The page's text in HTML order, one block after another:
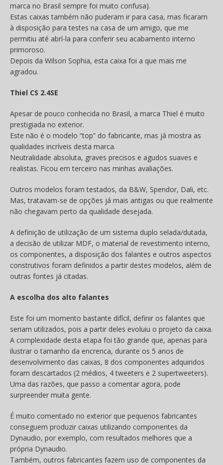
marca no Brasil sempre foi muito confusa).
Estas caixas também não puderam ir para casa, mas ficaram
à disposição para testes na casa de um amigo, que me
permitiu até abrí-la para conferir seu acabamento interno
primoroso.
Depois da Wilson Sophia, esta caixa foi a que mais me
agradou.
Thiel CS 2.4SE
Apesar de pouco conhecida no Brasil, a marca Thiel é muito
prestigiada no exterior.
Este não é o modelo “top” do fabricante, mas já mostra as
qualidades incríveis desta marca.
Neutralidade absoluta, graves precisos e agudos suaves e
realistas. Ficou em terceiro nas minhas avaliações.
Outros modelos foram testados, da B&W, Spendor, Dali, etc.
Mas, tratavam-se de opções já mais antigas ou que realmente
não chegavam perto da qualidade desejada.
A definição de utilização de um sistema duplo selada/dutada,
a decisão de utilizar MDF, o material de revestimento interno,
os componentes, a disposição dos falantes e outros aspectos
construtivos foram definidos a partir destes modelos, além de
outras fontes já citadas.
A escolha dos alto falantes
Este foi um momento bastante difícil, definir os falantes que
seriam utilizados, pois a partir deles evoluiu o projeto da caixa.
A complexidade desta etapa foi tão grande que, apenas para
ilustrar o tamanho da encrenca, durante os 5 anos de
desenvolvimento das caixas, 8 dos componentes adquiridos
foram descartados (2 médios, 4 tweeters e 2 supertweeters).
Uma das razões, que passo a comentar agora, pode
surpreender muita gente.
É muito comentado no exterior que pequenos fabricantes
conseguem produzir caixas utilizando componentes da
Dynaudio, por exemplo, com resultados melhores que a
própria Dynaudio.
Também, outros fabricantes fazem uso de componentes da